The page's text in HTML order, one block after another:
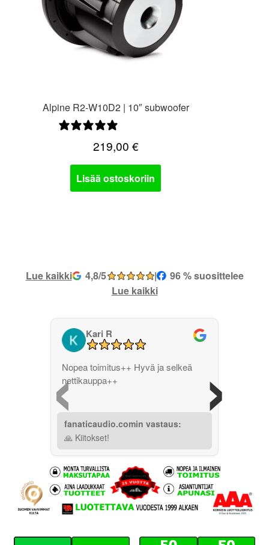
Alpine R2-W10D2 | 10″ subwoofer
219,00 €
Lisää ostoskoriin
Lue kaikki 4,8/5 |
96 % suosittelee
Lue kaikki
‹
Kari R
Nopea toimitus++ Hyvä ja selkeä
nettikauppa++
fanaticaudio.comin vastaus:
🙏 Kiitokset!
›